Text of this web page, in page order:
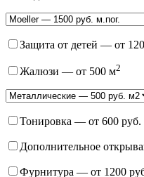
Защита от детей — от
Жалюзи — от 500 м2
Тонировка — от 600 руб.
Дополнительное
Фурнитура — от 1200